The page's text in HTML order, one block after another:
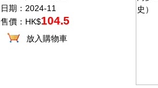
日期：2024-11
售價：HK$104.5
放入購物車